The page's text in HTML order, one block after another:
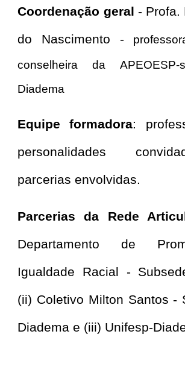
Coordenação geral - Profa.
do Nascimento -
conselheira da APEOESP-
Diadema
Equipe formadora:
personalidades
parcerias envolvidas.
Parcerias da Rede
Departamento de
Igualdade Racial -
(ii) Coletivo Milton Santos -
Diadema e (iii) Unifesp-